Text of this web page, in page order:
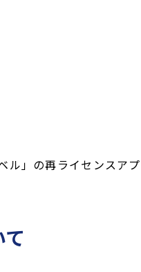
ル」の再ライセンスア